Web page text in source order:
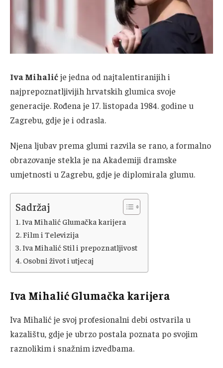
Iva Mihalićje jedna od najtalentiranijih i
najprepoznatljivijih hrvatskih glumica svoje
generacije. Rođena je 17. listopada 1984. godine u
Zagrebu, gdje je i odrasla.
Njena ljubav prema glumi razvila se rano, a formalno
obrazovanje stekla je na Akademiji dramske
umjetnosti u Zagrebu, gdje je diplomirala glumu.
Sadržaj
Iva Mihalić Glumačka karijera
Film i Televizija
Iva Mihalić Stil i prepoznatljivost
Osobni život i utjecaj
Iva Mihalić Glumačka karijera
Iva Mihalić je svoj profesionalni debi ostvarila u
kazalištu, gdje je ubrzo postala poznata po svojim
raznolikim i snažnim izvedbama.